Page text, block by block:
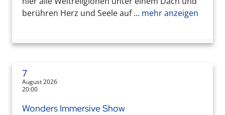
berühren Herz und Seele auf ... mehr anzeigen
7
August 2026
20:00
Wonders Immersive Show